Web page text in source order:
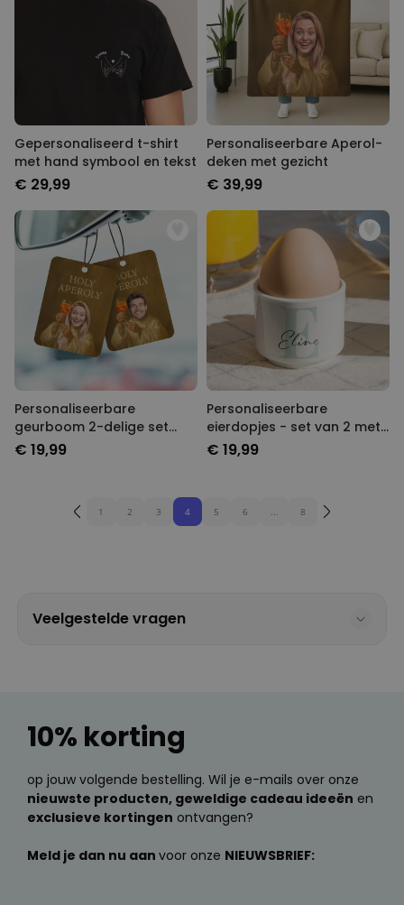
Gepersonaliseerd t-shirt
met hand symbool en tekst
€ 29,99
Personaliseerbare Aperol-
deken met gezicht
€ 39,99
Personaliseerbare
geurboom 2-delige set
Aperol-design met gezicht
€ 19,99
Personaliseerbare
eierdopjes - set van 2 met
monogram
€ 19,99
1 2 3 4 5 6 ... 8
Veelgestelde vragen
10% korting
op jouw volgende bestelling. Wil je e-mails over onze
nieuwste producten, geweldige cadeau ideeën en
exclusieve kortingen ontvangen?
Meld je dan nu aan voor onze NIEUWSBRIEF: